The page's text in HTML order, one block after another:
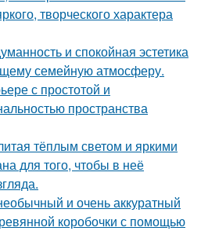
творческого характера
и спокойная эстетика
семейную атмосферу.
с простотой и
пространства
тёплым светом и яркими
для того, чтобы в неё
и очень аккуратный
коробочки с помощью